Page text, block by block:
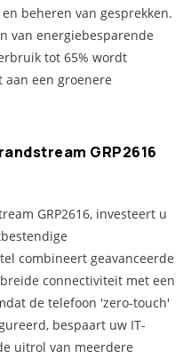
beheren van gesprekken.
van energiebesparende
tot 65% wordt
een groenere
GRP2616
GRP2616, investeert u
combineert geavanceerde
connectiviteit met een
de telefoon 'zero-touch'
bespaart uw IT-
uitrol van meerdere